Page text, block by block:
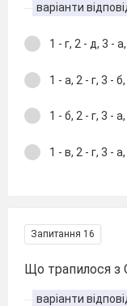
варіанти
1 - г, 2 - д, 3 - а,
1 - а, 2 - г, 3 - б,
1 - б, 2 - г, 3 - а,
1 - в, 2 - г, 3 - а,
Запитання 16
Що трапилося з
варіанти